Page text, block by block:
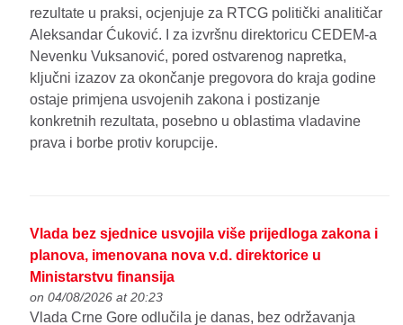
rezultate u praksi, ocjenjuje za RTCG politički analitičar
Aleksandar Ćuković. I za izvršnu direktoricu CEDEM-a
Nevenku Vuksanović, pored ostvarenog napretka,
ključni izazov za okončanje pregovora do kraja godine
ostaje primjena usvojenih zakona i postizanje
konkretnih rezultata, posebno u oblastima vladavine
prava i borbe protiv korupcije.
Vlada bez sjednice usvojila više prijedloga zakona i
planova, imenovana nova v.d. direktorice u
Ministarstvu finansija
on 04/08/2026 at 20:23
Vlada Crne Gore odlučila je danas, bez održavanja